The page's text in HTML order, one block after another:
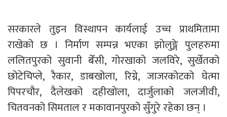
सरकारले तुइन विस्थापन कार्यलाई उच्च प्राथमितामा
राखेको छ । निर्माण सम्पन्न भएका झोलुङ्गे पुलहरुमा
ललितपुरको सुवानी बेँसी, गोरखाको जलविरे, सुर्खेतको
छोटेचिप्ले, रैकार, डाबखोला, रिग्ने, जाजरकोटको घेत्मा
पिपरचौर, दैलेखको दहीखोला, दार्जुलाको जलजीवी,
चितवनको सिमताल र मकावानपुरको सुँगुरे रहेका छन् ।